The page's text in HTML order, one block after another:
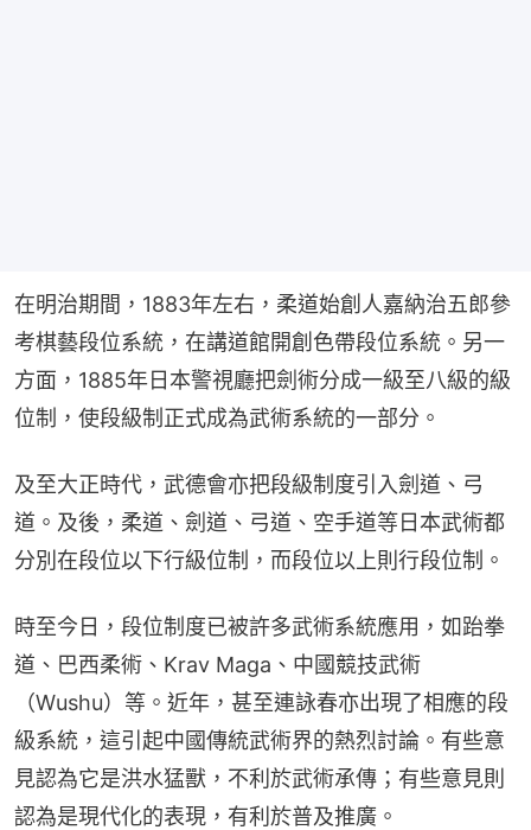
在明治期間，1883年左右，柔道始創人嘉納治五郎參
考棋藝段位系統，在講道館開創色帶段位系統。另一
方面，1885年日本警視廳把劍術分成一級至八級的級
位制，使段級制正式成為武術系統的一部分。
及至大正時代，武德會亦把段級制度引入劍道、弓
道。及後，柔道、劍道、弓道、空手道等日本武術都
分別在段位以下行級位制，而段位以上則行段位制。
時至今日，段位制度已被許多武術系統應用，如跆拳
道、巴西柔術、Krav Maga、中國競技武術
（Wushu）等。近年，甚至連詠春亦出現了相應的段
級系統，這引起中國傳統武術界的熱烈討論。有些意
見認為它是洪水猛獸，不利於武術承傳；有些意見則
認為是現代化的表現，有利於普及推廣。